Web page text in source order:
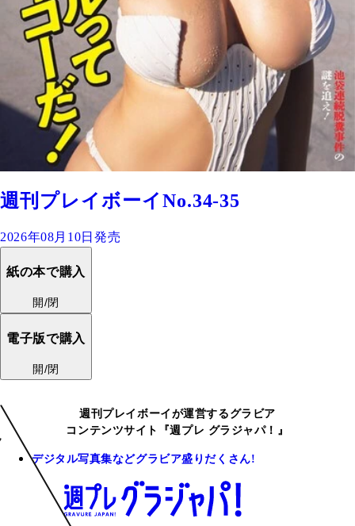
週刊プレイボーイNo.34-35
2026年08月10日発売
紙の本で購入
開/閉
電子版で購入
開/閉
週刊プレイボーイが運営するグラビア
コンテンツサイト『週プレ グラジャパ！』
デジタル写真集などグラビア盛りだくさん!